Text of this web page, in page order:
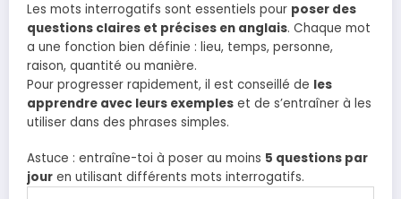
Les mots interrogatifs sont essentiels pour poser des
questions claires et précises en anglais. Chaque mot
a une fonction bien définie : lieu, temps, personne,
raison, quantité ou manière.
Pour progresser rapidement, il est conseillé de les
apprendre avec leurs exemples et de s’entraîner à les
utiliser dans des phrases simples.
Astuce : entraîne-toi à poser au moins 5 questions par
jour en utilisant différents mots interrogatifs.